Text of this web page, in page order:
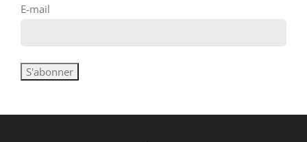
E-mail